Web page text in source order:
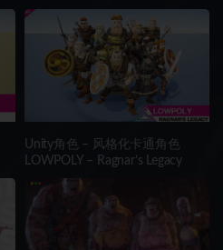
racterPack
Unity角色 – 风格化卡通角色
LOWPOLY – Ragnar’s Legacy